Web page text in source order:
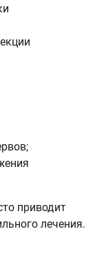
приводит
лечения.